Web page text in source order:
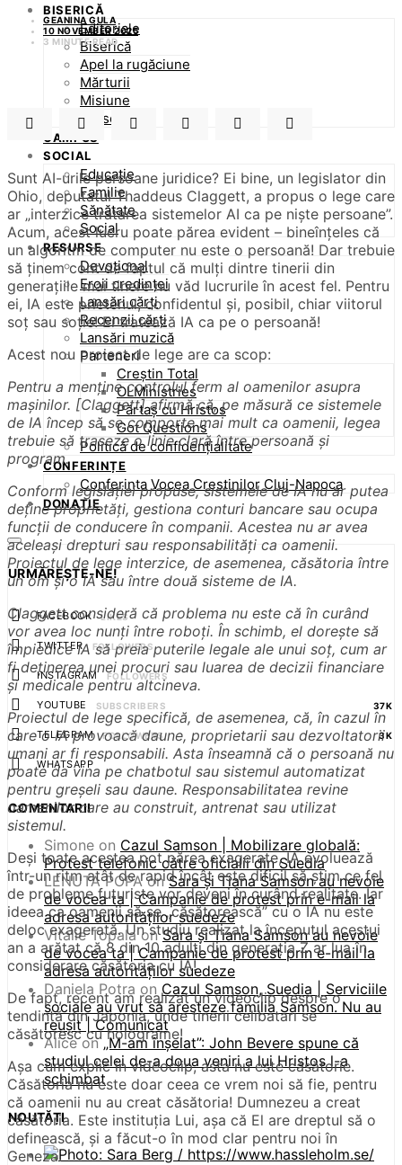
BISERICĂ
Editoriale
Biserică
Apel la rugăciune
Mărturii
Misiune
Persecuție
CAMPUS
SOCIAL
Educație
Familie
Sănătate
Social
RESURSE
Devoțional
Eroii credinței
Lansări cărți
Recenzii cărți
Lansări muzică
Parteneri
Creștin Total
OLMinistries
Părtaș cu Hristos
Got Questions
Politică de confidențialitate
CONFERINȚE
Conferinta Vocea Crestinilor Cluj-Napoca
DONAȚIE
URMĂREȘTE-NE!
FACEBOOK LIKES
TWITTER FOLLOWERS
INSTAGRAM FOLLOWERS
YOUTUBE 37K
SUBSCRIBERS
TELEGRAM 3K
FOLLOWERS
WHATSAPP
COMENTARII
Simone on Cazul Samson | Mobilizare globală:
Protest telefonic către oficialii din Suedia
LENUTA POPAonSara și Tiana Samson au nevoie
de vocea ta | Campanie de protest prin e-mail la
adresa autorităților suedeze
Vitalie TopalaonSara și Tiana Samson au nevoie
de vocea ta | Campanie de protest prin e-mail la
adresa autorităților suedeze
Daniela Potra on Cazul Samson, Suedia | Serviciile
sociale au vrut să aresteze familia Samson. Nu au
reușit | Comunicat
Aliceon„M-am înșelat”: John Bevere spune că
studiul celei de-a doua veniri a lui Hristos l-a
schimbat
NOUTĂȚI
GEANINA GULA
10 NOVEMBER 2025
3 MINUTE READ
Sunt AI-urile persoane juridice? Ei bine, un legislator din
Ohio, deputatul Thaddeus Claggett, a propus o lege care
ar „interzice tratarea sistemelor AI ca pe niște persoane”.
Acum, acest lucru poate părea evident – bineînțeles că
un algoritm de computer nu este o persoană! Dar trebuie
să ținem cont de faptul că mulți dintre tinerii din
generațiile mai tinere nu văd lucrurile în acest fel. Pentru
ei, IA este prietenul, confidentul și, posibil, chiar viitorul
soț sau soție! Ei tratează IA ca pe o persoană!
Acest nou proiect de lege are ca scop:
Pentru a menține controlul ferm al oamenilor asupra
mașinilor. [Claggett] afirmă că, pe măsură ce sistemele
de IA încep să se comporte mai mult ca oamenii, legea
trebuie să traseze o linie clară între persoană și
program.
Conform legislației propuse, sistemele de IA nu ar putea
deține proprietăți, gestiona conturi bancare sau ocupa
funcții de conducere în companii. Acestea nu ar avea
aceleași drepturi sau responsabilități ca oamenii.
Proiectul de lege interzice, de asemenea, căsătoria între
un om și o IA sau între două sisteme de IA.
Claggett consideră că problema nu este că în curând
vor avea loc nunți între roboți. În schimb, el dorește să
împiedice IA să preia puterile legale ale unui soț, cum ar
fi deținerea unei procuri sau luarea de decizii financiare
și medicale pentru altcineva.
Proiectul de lege specifică, de asemenea, că, în cazul în
care o IA provoacă daune, proprietarii sau dezvoltatorii
umani ar fi responsabili. Asta înseamnă că o persoană nu
poate da vina pe chatbotul sau sistemul automatizat
pentru greșeli sau daune. Responsabilitatea revine
oamenilor care au construit, antrenat sau utilizat
sistemul.
Deși toate acestea pot părea exagerate, IA evoluează
într-un ritm atât de rapid încât este dificil să știm ce fel
de probleme futuriste vor deveni în curând realitate. Iar
ideea ca oamenii să se „căsătorească” cu o IA nu este
deloc exagerată. Un studiu realizat la începutul acestui
an a arătat că 8 din 10 adulți din generația Z ar lua în
considerare căsătoria cu IA!
De fapt, recent am realizat un videoclip despre o
tendință din Japonia, unde tinerii celibatari se
căsătoresc cu holograme!
Așa cum explic în videoclip, asta nu este căsătorie.
Căsătoria nu este doar ceea ce vrem noi să fie, pentru
că oamenii nu au creat căsătoria! Dumnezeu a creat
căsătoria. Este instituția Lui, așa că El are dreptul să o
definească, și a făcut-o în mod clar pentru noi în
Geneza.